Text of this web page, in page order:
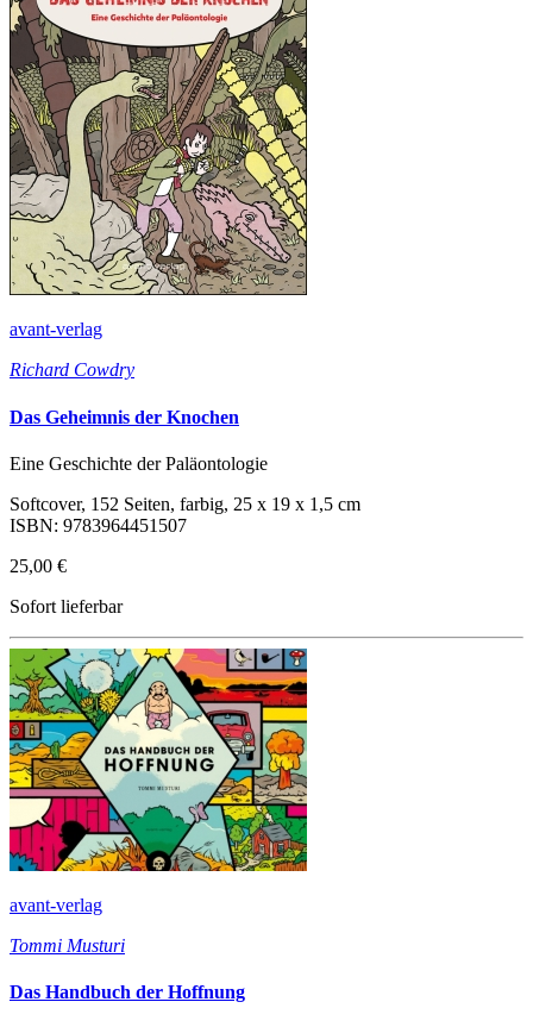
avant-verlag
Richard Cowdry
Das Geheimnis der Knochen
Eine Geschichte der Paläontologie
Softcover, 152 Seiten, farbig, 25 x 19 x 1,5 cm
ISBN: 9783964451507
25,00 €
Sofort lieferbar
avant-verlag
Tommi Musturi
Das Handbuch der Hoffnung